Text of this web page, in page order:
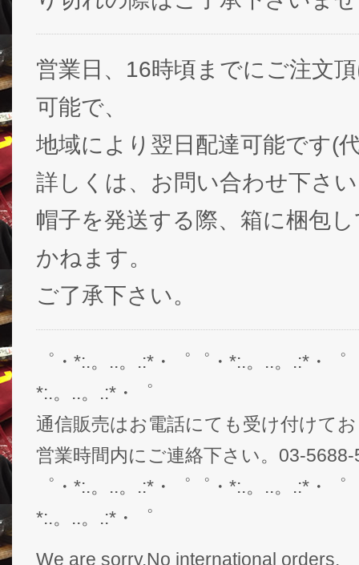
営業日、16時頃までにご注文
可能で、
地域により翌日配達可能です(
詳しくは、お問い合わせ下さ
帽子を発送する際、箱に梱包
かねます。
ご了承下さい。
゜・*:.。..。.:*・゜゜・*:.。..。.:*・
*:.。..。.:*・゜
通信販売はお電話にても受け付けて
営業時間内にご連絡下さい。03-5688-
゜・*:.。..。.:*・゜゜・*:.。..。.:*・
*:.。..。.:*・゜
We are sorry.No international orders.